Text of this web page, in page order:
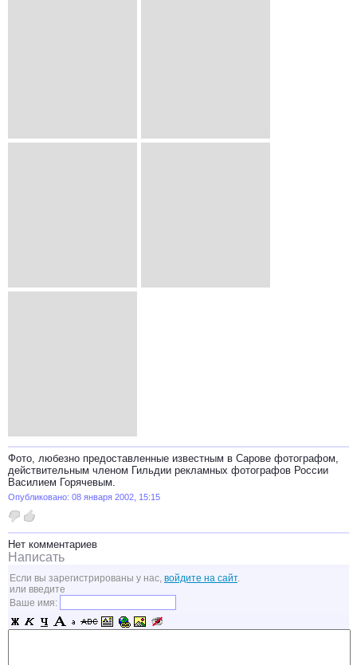
Фото, любезно предоставленные известным в Сарове фотографом,
действительным членом Гильдии рекламных фотографов России
Василием Горячевым.
Опубликовано: 08 января 2002, 15:15
Нет комментариев
Написать
Если вы зарегистрированы у нас, войдите на сайт.
или введите
Ваше имя: